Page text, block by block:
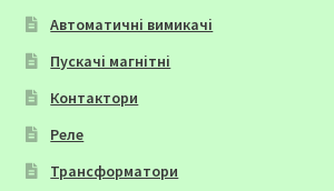
Автоматичні вимикачі
Пускачі магнітні
Контактори
Реле
Трансформатори